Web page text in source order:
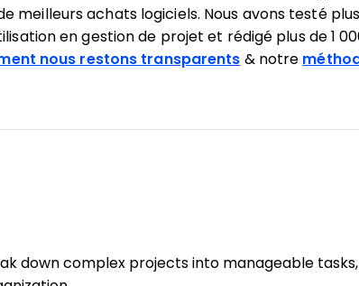
meilleurs achats logiciels. Nous avons testé
en gestion de projet et rédigé plus de 1
nous restons transparents & notre
down complex projects into manageable